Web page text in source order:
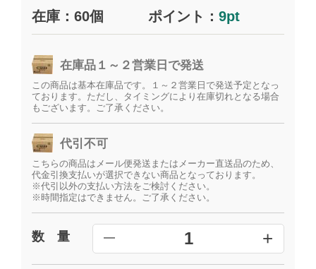
在庫：60個 ポイント： 9pt
在庫品１～２営業日で発送
この商品は基本在庫品です。１～２営業日で発送予定となっ
ております。ただし、タイミングにより在庫切れとなる場合
もございます。ご了承ください。
代引不可
こちらの商品はメール便発送またはメーカー直送品のため、
代金引換支払いが選択できない商品となっております。
※代引以外の支払い方法をご検討ください。
※時間指定はできません。ご了承ください。
数 量 ━ 1 +